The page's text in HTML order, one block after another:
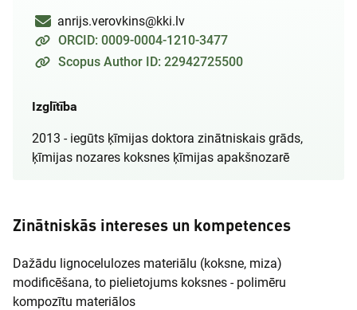
Zinātniskās intereses un kompetences
Dažādu lignocelulozes materiālu (koksne, miza)
modificēšana, to pielietojums koksnes - polimēru
kompozītu materiālos
anrijs.verovkins@kki.lv
ORCID: 0009-0004-1210-3477
Scopus Author ID: 22942725500
Izglītība
2013 - iegūts ķīmijas doktora zinātniskais grāds,
ķīmijas nozares koksnes ķīmijas apakšnozarē